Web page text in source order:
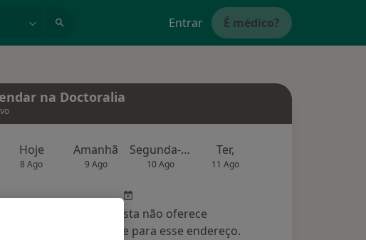
Entrar É médico?
na Doctoralia
Hoje
8 Ago
Amanhã
9 Ago
Segunda-feira
10 Ago
Ter,
11 Ago
Esse especialista não oferece
agendamento online para esse endereço.